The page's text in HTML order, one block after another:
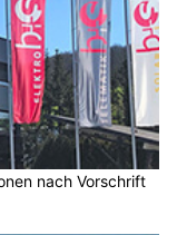
nach Vorschrift